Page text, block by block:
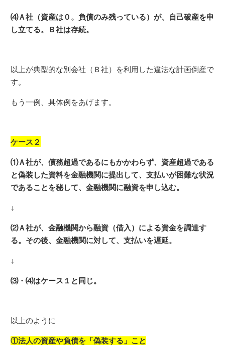
⑷Ａ社（資産は０。負債のみ残っている）が、自己破産を申
し立てる。Ｂ社は存続。
以上が典型的な別会社（Ｂ社）を利用した違法な計画倒産で
す。
もう一例、具体例をあげます。
ケース２
⑴Ａ社が、債務超過であるにもかかわらず、資産超過である
と偽装した資料を金融機関に提出して、支払いが困難な状況
であることを秘して、金融機関に融資を申し込む。
↓
⑵Ａ社が、金融機関から融資（借入）による資金を調達す
る。その後、金融機関に対して、支払いを遅延。
↓
⑶・⑷はケース１と同じ。
以上のように
①法人の資産や負債を「偽装する」こと